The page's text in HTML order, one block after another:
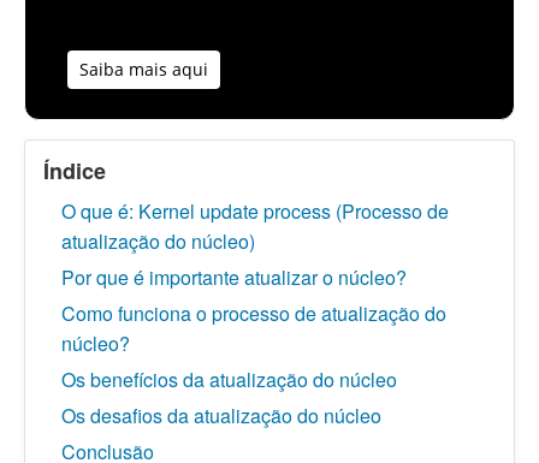
Saiba mais aqui
Índice
O que é: Kernel update process (Processo de
atualização do núcleo)
Por que é importante atualizar o núcleo?
Como funciona o processo de atualização do
núcleo?
Os benefícios da atualização do núcleo
Os desafios da atualização do núcleo
Conclusão